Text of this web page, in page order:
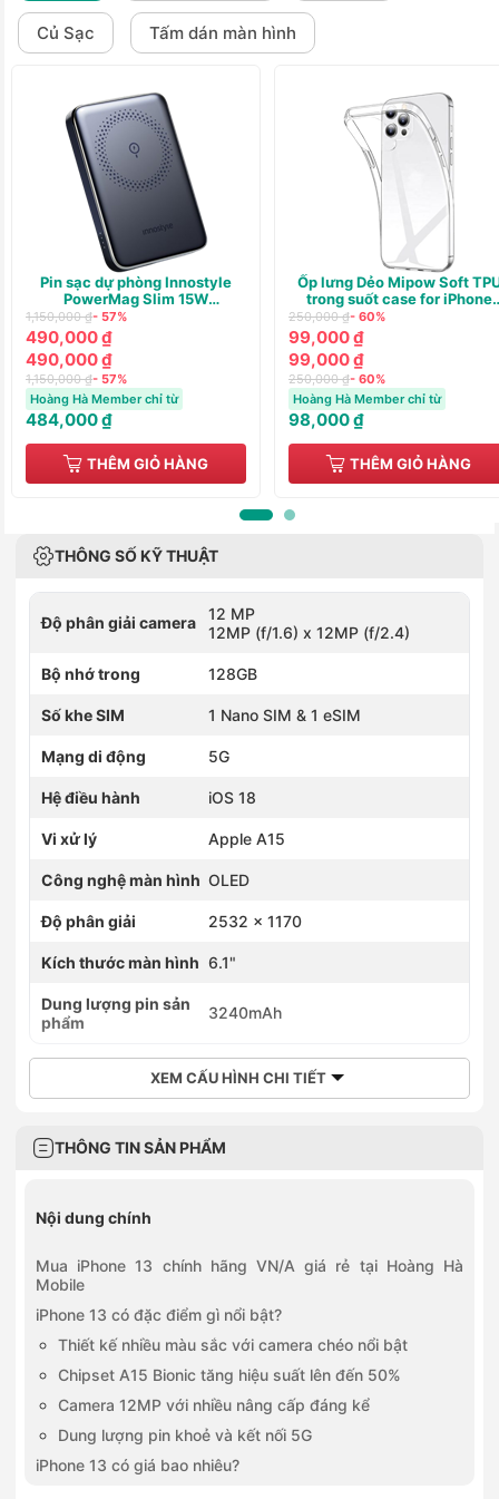
Củ Sạc Tấm dán màn hình
Pin sạc dự phòng Innostyle
PowerMag Slim 15W
(WIRELESS) PD/QC3.0 20W
10000m
1,150,000 ₫- 57%
490,000 ₫
490,000 ₫
1,150,000 ₫- 57%
Hoàng Hà Member chỉ từ
484,000 ₫
THÊM GIỎ HÀNG
Ốp lưng Dẻo Mipow Soft
trong suốt case for iPhone
13/14
250,000 ₫- 60%
99,000 ₫
99,000 ₫
250,000 ₫- 60%
Hoàng Hà Member chỉ từ
98,000 ₫
THÊM GIỎ HÀNG
THÔNG SỐ KỸ THUẬT
Độ phân giải camera
12 MP
12MP (f/1.6) x 12MP (f/2.4)
Bộ nhớ trong 128GB
Số khe SIM 1 Nano SIM & 1 eSIM
Mạng di động 5G
Hệ điều hành iOS 18
Vi xử lý Apple A15
Công nghệ màn hình OLED
Độ phân giải 2532 x 1170
Kích thước màn hình 6.1"
Dung lượng pin sản
phẩm
3240mAh
XEM CẤU HÌNH CHI TIẾT
THÔNG TIN SẢN PHẨM
Nội dung chính
Mua iPhone 13 chính hãng VN/A giá rẻ tại Hoàng Hà
Mobile
iPhone 13 có đặc điểm gì nổi bật?
Thiết kế nhiều màu sắc với camera chéo nổi bật
Chipset A15 Bionic tăng hiệu suất lên đến 50%
Camera 12MP với nhiều nâng cấp đáng kể
Dung lượng pin khoẻ và kết nối 5G
iPhone 13 có giá bao nhiêu?